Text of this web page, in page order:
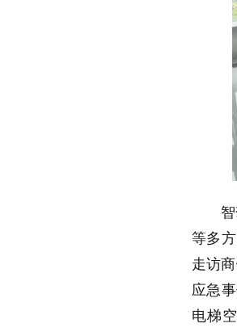
等多
走访
应急
电梯